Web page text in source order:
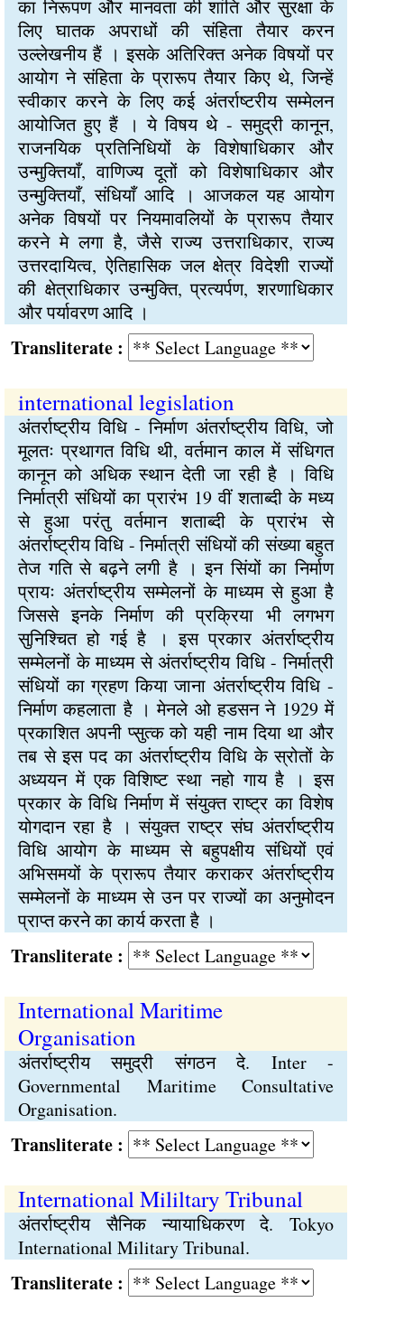
का निरूपण और मानवता की शांति और सुरक्षा के
लिए घातक अपराधों की संहिता तैयार करन
उल्लेखनीय हैं । इसके अतिरिक्त अनेक विषयों पर
आयोग ने संहिता के प्रारूप तैयार किए थे, जिन्हें
स्वीकार करने के लिए कई अंतर्राष्टरीय सम्मेलन
आयोजित हुए हैं । ये विषय थे - समुद्री कानून,
राजनयिक प्रतिनिधियों के विशेषाधिकार और
उन्मुक्तियाँ, वाणिज्य दूतों को विशेषाधिकार और
उन्मुक्तियाँ, संधियाँ आदि । आजकल यह आयोग
अनेक विषयों पर नियमावलियों के प्रारूप तैयार
करने मे लगा है, जैसे राज्य उत्तराधिकार, राज्य
उत्तरदायित्व, ऐतिहासिक जल क्षेत्र विदेशी राज्यों
की क्षेत्राधिकार उन्मुक्ति, प्रत्यर्पण, शरणाधिकार
और पर्यावरण आदि ।
:
international legislation
अंतर्राष्ट्रीय विधि - निर्माण अंतर्राष्ट्रीय विधि, जो
मूलतः प्रथागत विधि थी, वर्तमान काल में संधिगत
कानून को अधिक स्थान देती जा रही है । विधि
निर्मात्री संधियों का प्रारंभ 19 वीं शताब्दी के मध्य
से हुआ परंतु वर्तमान शताब्दी के प्रारंभ से
अंतर्राष्ट्रीय विधि - निर्मात्री संधियों की संख्या बहुत
तेज गति से बढ़ने लगी है । इन सिंयों का निर्माण
प्रायः अंतर्राष्ट्रीय सम्मेलनों के माध्यम से हुआ है
जिससे इनके निर्माण की प्रक्रिया भी लगभग
सुनिश्चित हो गई है । इस प्रकार अंतर्राष्ट्रीय
सम्मेलनों के माध्यम से अंतर्राष्ट्रीय विधि - निर्मात्री
संधियों का ग्रहण किया जाना अंतर्राष्ट्रीय विधि -
निर्माण कहलाता है । मेनले ओ हडसन ने 1929 में
प्रकाशित अपनी प्सुत्क को यही नाम दिया था और
तब से इस पद का अंतर्राष्ट्रीय विधि के स्रोतों के
अध्ययन में एक विशिष्ट स्था नहो गाय है । इस
प्रकार के विधि निर्माण में संयुक्त राष्ट्र का विशेष
योगदान रहा है । संयुक्त राष्ट्र संघ अंतर्राष्ट्रीय
विधि आयोग के माध्यम से बहुपक्षीय संधियों एवं
अभिसमयों के प्रारूप तैयार कराकर अंतर्राष्ट्रीय
सम्मेलनों के माध्यम से उन पर राज्यों का अनुमोदन
प्राप्त करने का कार्य करता है ।
:
International Maritime
Organisation
अंतर्राष्ट्रीय समुद्री संगठन दे. Inter -
Governmental Maritime Consultative
Organisation.
:
International Mililtary Tribunal
अंतर्राष्ट्रीय सैनिक न्यायाधिकरण दे. Tokyo
International Military Tribunal.
: